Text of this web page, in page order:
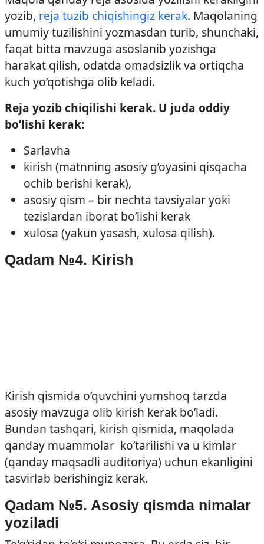
yozib, reja tuzib chiqishingiz kerak. Maqolaning
umumiy tuzilishini yozmasdan turib, shunchaki,
faqat bitta mavzuga asoslanib yozishga
harakat qilish, odatda omadsizlik va ortiqcha
kuch yo’qotishga olib keladi.
Reja yozib chiqilishi kerak. U juda oddiy
bo’lishi kerak:
Sarlavha
kirish (matnning asosiy g’oyasini qisqacha
ochib berishi kerak),
asosiy qism – bir nechta tavsiyalar yoki
tezislardan iborat bo’lishi kerak
xulosa (yakun yasash, xulosa qilish).
Qadam №4. Kirish
Kirish qismida o’quvchini yumshoq tarzda
asosiy mavzuga olib kirish kerak bo’ladi.
Bundan tashqari, kirish qismida, maqolada
qanday muammolar ko’tarilishi va u kimlar
(qanday maqsadli auditoriya) uchun ekanligini
tasvirlab berishingiz kerak.
Qadam №5. Asosiy qismda nimalar
yoziladi